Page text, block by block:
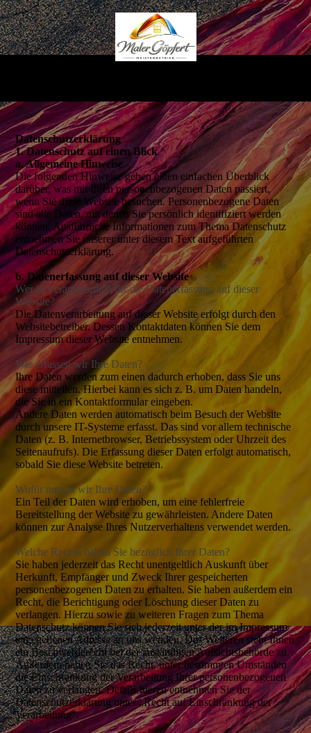
Datenschutz­erklärung
1. Datenschutz auf einen Blick
a. Allgemeine Hinweise
Die folgenden Hinweise geben einen einfachen Überblick
darüber, was mit Ihren personenbezogenen Daten passiert,
wenn Sie diese Website besuchen. Personenbezogene Daten
sind alle Daten, mit denen Sie persönlich identifiziert werden
können. Ausführliche Informationen zum Thema Datenschutz
entnehmen Sie unserer unter diesem Text aufgeführten
Datenschutzerklärung.
b. Datenerfassung auf dieser Website
Wer ist verantwortlich für die Datenerfassung auf dieser
Website?
Die Datenverarbeitung auf dieser Website erfolgt durch den
Websitebetreiber. Dessen Kontaktdaten können Sie dem
Impressum dieser Website entnehmen.
Wie erfassen wir Ihre Daten?
Ihre Daten werden zum einen dadurch erhoben, dass Sie uns
diese mitteilen. Hierbei kann es sich z. B. um Daten handeln,
die Sie in ein Kontaktformular eingeben.
Andere Daten werden automatisch beim Besuch der Website
durch unsere IT-Systeme erfasst. Das sind vor allem technische
Daten (z. B. Internetbrowser, Betriebssystem oder Uhrzeit des
Seitenaufrufs). Die Erfassung dieser Daten erfolgt automatisch,
sobald Sie diese Website betreten.
Wofür nutzen wir Ihre Daten?
Ein Teil der Daten wird erhoben, um eine fehlerfreie
Bereitstellung der Website zu gewährleisten. Andere Daten
können zur Analyse Ihres Nutzerverhaltens verwendet werden.
Welche Rechte haben Sie bezüglich Ihrer Daten?
Sie haben jederzeit das Recht unentgeltlich Auskunft über
Herkunft, Empfänger und Zweck Ihrer gespeicherten
personenbezogenen Daten zu erhalten. Sie haben außerdem ein
Recht, die Berichtigung oder Löschung dieser Daten zu
verlangen. Hierzu sowie zu weiteren Fragen zum Thema
Datenschutz können Sie sich jederzeit unter der im Impressum
angegebenen Adresse an uns wenden. Des Weiteren steht Ihnen
ein Beschwerderecht bei der zuständigen Aufsichtsbehörde zu.
Außerdem haben Sie das Recht, unter bestimmten Umständen
die Einschränkung der Verarbeitung Ihrer personenbezogenen
Daten zu verlangen. Details hierzu entnehmen Sie der
Datenschutzerklärung unter „Recht auf Einschränkung der
Verarbeitung“.